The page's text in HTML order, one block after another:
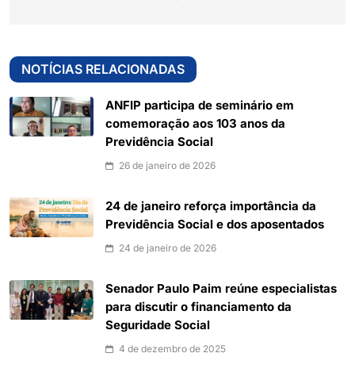
NOTÍCIAS RELACIONADAS
ANFIP participa de seminário em
comemoração aos 103 anos da
Previdência Social
26 de janeiro de 2026
24 de janeiro reforça importância da
Previdência Social e dos aposentados
24 de janeiro de 2026
Senador Paulo Paim reúne especialistas
para discutir o financiamento da
Seguridade Social
4 de dezembro de 2025